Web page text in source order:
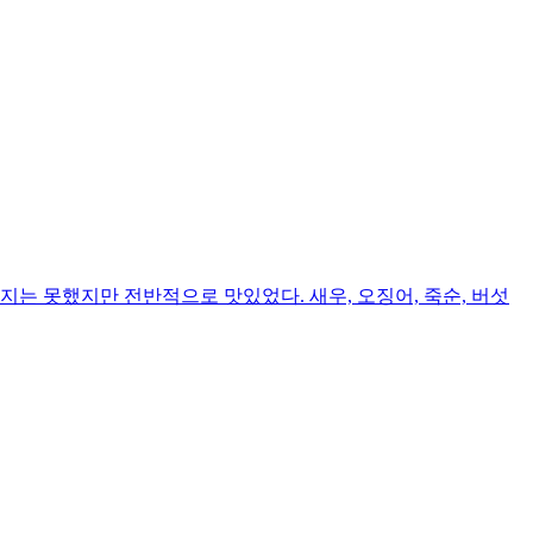
는 못했지만 전반적으로 맛있었다. 새우, 오징어, 죽순, 버섯